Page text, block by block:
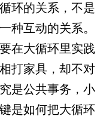
环的关系，不是
种互动的关系。
在大循环里实践
打家具，却不对
是公共事务，小
是如何把大循环